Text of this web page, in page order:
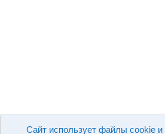
Сайт использует файлы cookie и